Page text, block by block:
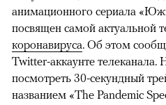
анимационного сериала
посвящен самой актуальной
коронавируса. Об этом
Twitter-аккаунте
посмотреть 30-секундный
названием «The Pandemic